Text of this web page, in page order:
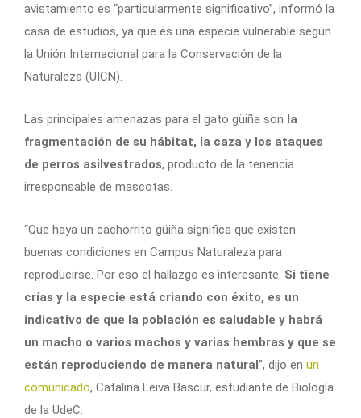
avistamiento es “particularmente significativo”, informó la
casa de estudios, ya que es una especie vulnerable según
la Unión Internacional para la Conservación de la
Naturaleza (UICN).
Las principales amenazas para el gato güiña son la
fragmentación de su hábitat, la caza y los ataques
de perros asilvestrados, producto de la tenencia
irresponsable de mascotas.
“Que haya un cachorrito güiña significa que existen
buenas condiciones en Campus Naturaleza para
reproducirse. Por eso el hallazgo es interesante. Si tiene
crías y la especie está criando con éxito, es un
indicativo de que la población es saludable y habrá
un macho o varios machos y varias hembras y que se
están reproduciendo de manera natural”, dijo en un
comunicado, Catalina Leiva Bascur, estudiante de Biología
de la UdeC.